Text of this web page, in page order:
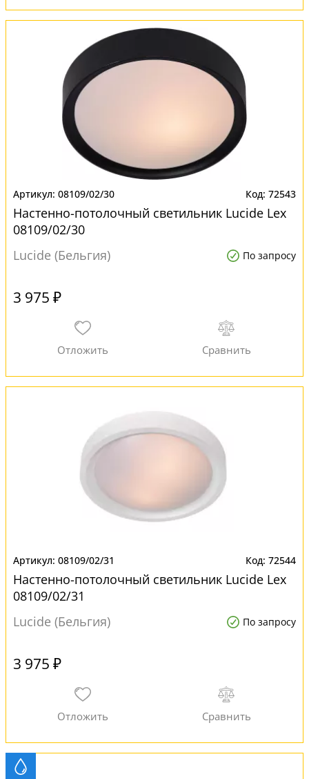
08109/02/30 72543
Настенно-потолочный светильник Lucide Lex
08109/02/30
Lucide (Бельгия)
По запросу
3 975 ₽
08109/02/31 72544
Настенно-потолочный светильник Lucide Lex
08109/02/31
Lucide (Бельгия)
По запросу
3 975 ₽